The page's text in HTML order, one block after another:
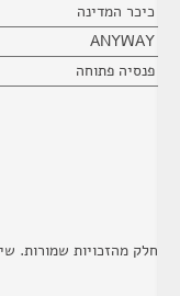
כיכר המדינה
ANYWAY
פנסיה פתוחה
חלק מהזכויות שמורות.